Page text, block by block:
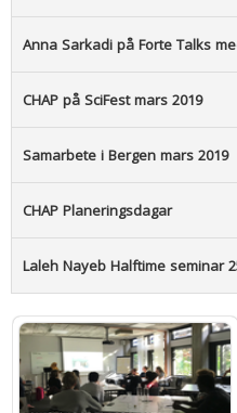
Anna Sarkadi på Forte Talks
CHAP på SciFest mars 2019
Samarbete i Bergen mars 2019
CHAP Planeringsdagar
Laleh Nayeb Halftime seminar